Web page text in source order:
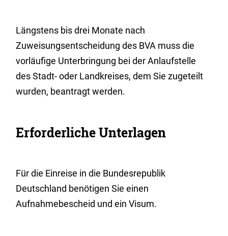
Längstens bis drei Monate nach
Zuweisungsentscheidung des BVA muss die
vorläufige Unterbringung bei der Anlaufstelle
des Stadt- oder Landkreises, dem Sie zugeteilt
wurden, beantragt werden.
Erforderliche Unterlagen
Für die Einreise in die Bundesrepublik
Deutschland benötigen Sie einen
Aufnahmebescheid und ein Visum.